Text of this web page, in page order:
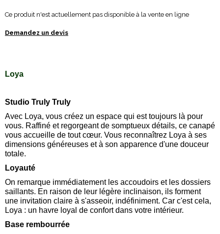
Ce produit n'est actuellement pas disponible à la vente en ligne
Demandez un devis
Loya
Studio Truly Truly
Avec Loya, vous créez un espace qui est toujours là pour
vous. Raffiné et regorgeant de somptueux détails, ce canapé
vous accueille de tout cœur. Vous reconnaîtrez Loya à ses
dimensions généreuses et à son apparence d'une douceur
totale.
Loyauté
On remarque immédiatement les accoudoirs et les dossiers
saillants. En raison de leur légère inclinaison, ils forment
une invitation claire à s'asseoir, indéfiniment. Car c'est cela,
Loya : un havre loyal de confort dans votre intérieur.
Base rembourrée